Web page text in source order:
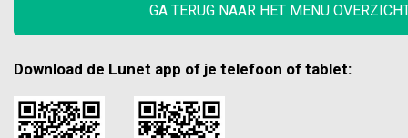
GA TERUG NAAR HET MENU
Download de Lunet app of je telefoon of tablet: